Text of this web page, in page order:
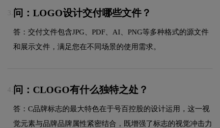
3. 问：LOGO设计交付哪些文件？
答：交付文件包含JPG、PDF、AI、PNG等多种格式的源文件
和展示文件，满足您在不同场景的使用需求。
4. 问：CLOGO有什么独特之处？
答：C品牌标志的最大特色在于号百控股的设计运用，这一视
觉元素与品牌品牌属性紧密结合，既增强了标志的视觉冲击力